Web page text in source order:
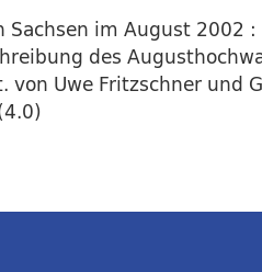
Sachsen im August 2002
des
Uwe Fritzschner und